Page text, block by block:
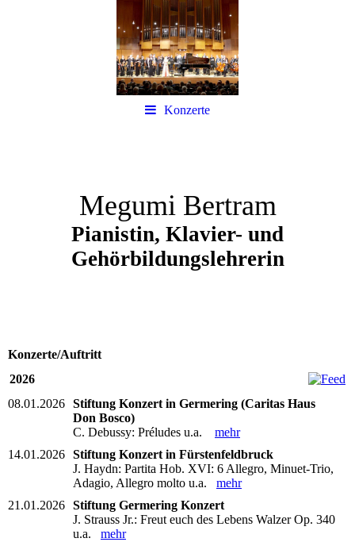
Konzerte
Megumi Bertram
Pianistin, Klavier- und
Gehörbildungslehrerin
Konzerte/Auftritt
2026
08.01.2026 Stiftung Konzert in Germering (Caritas Haus
Don Bosco)
C. Debussy: Préludes u.a. mehr
14.01.2026 Stiftung Konzert in Fürstenfeldbruck
J. Haydn: Partita Hob. XVI: 6 Allegro, Minuet-Trio,
Adagio, Allegro molto u.a. mehr
21.01.2026 Stiftung Germering Konzert
J. Strauss Jr.: Freut euch des Lebens Walzer Op. 340
u.a. mehr